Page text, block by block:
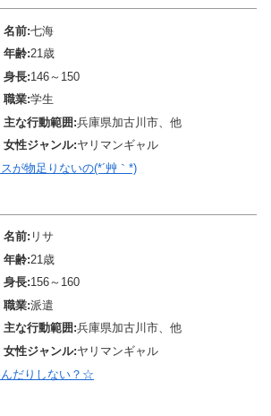
名前:七海
年齢:21歳
身長:146～150
職業:学生
主な行動範囲:兵庫県加古川市、他
女性ジャンル:ヤリマンギャル
が物足りないの(*´艸｀*)
名前: リサ
年齢:21歳
身長:156～160
職業:派遣
主な行動範囲:兵庫県加古川市、他
女性ジャンル:ヤリマンギャル
だりしない？☆